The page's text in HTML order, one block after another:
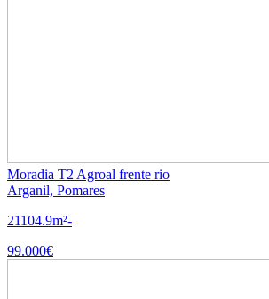
Moradia T2 Agroal frente rio
Arganil, Pomares
21104.9m²-
99.000€